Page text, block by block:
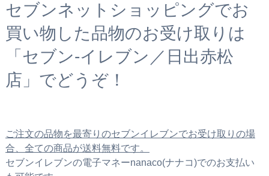
セブンネットショッピングでお
買い物した品物のお受け取りは
「セブン‐イレブン／日出赤松
店」でどうぞ！
ご注文の品物を最寄りのセブンイレブンでお受け取りの場
合、全ての商品が送料無料です。
セブンイレブンの電子マネーnanaco(ナナコ)でのお支払い